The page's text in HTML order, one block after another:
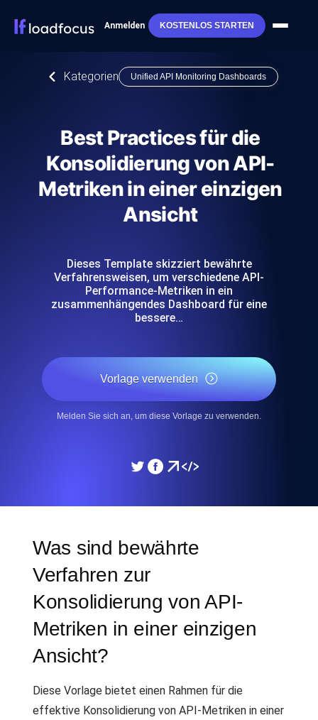
Anmelden KOSTENLOS STARTEN
Kategorien Unified API Monitoring Dashboards
Best Practices für die
Konsolidierung von API-
Metriken in einer einzigen
Ansicht
Dieses Template skizziert bewährte
Verfahrensweisen, um verschiedene API-
Performance-Metriken in ein
zusammenhängendes Dashboard für eine
bessere…
Vorlage verwenden
Melden Sie sich an, um diese Vorlage zu verwenden.
Was sind bewährte
Verfahren zur
Konsolidierung von API-
Metriken in einer einzigen
Ansicht?
Diese Vorlage bietet einen Rahmen für die
effektive Konsolidierung von API-Metriken in einer